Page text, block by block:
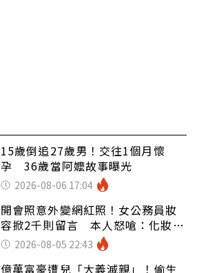
15歲倒追27歲男！交往1個月懷
孕 36歲當阿嬤故事曝光
2026-08-06 17:04
開會照意外變網紅照！女公務員妝
容掀2千則留言 本人怒嗆：化妝有
錯嗎2026-08-05 22:43
億萬富豪遭兒「大義滅親」！偷生